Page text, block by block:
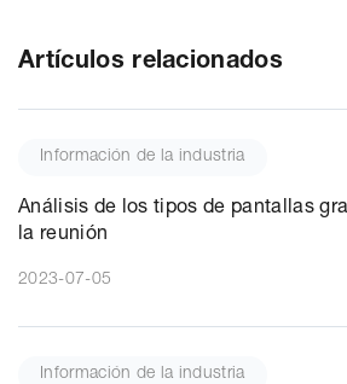
Artículos relacionados
Información de la industria
Análisis de los tipos de pantallas
la reunión
2023-07-05
Información de la industria